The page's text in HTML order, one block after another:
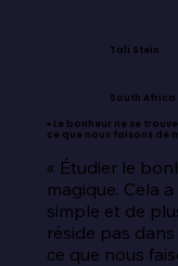
Tali Stein
South Africa
« Le bonheur ne se
ce que nous faisons de
« Étudier le
magique. Cela
simple et de
réside pas
ce que nous